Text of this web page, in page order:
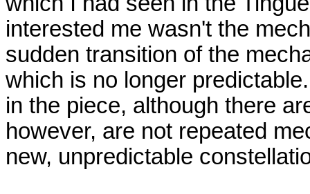
interested me wasn't the
sudden transition of the
which is no longer
in the piece, although there
however, are not repeated
new, unpredictable